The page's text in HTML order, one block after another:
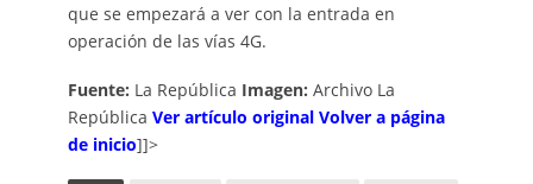
que se empezará a ver con la entrada en
operación de las vías 4G.
Fuente: La República Imagen: Archivo La
República Ver artículo original Volver a página
de inicio]]>